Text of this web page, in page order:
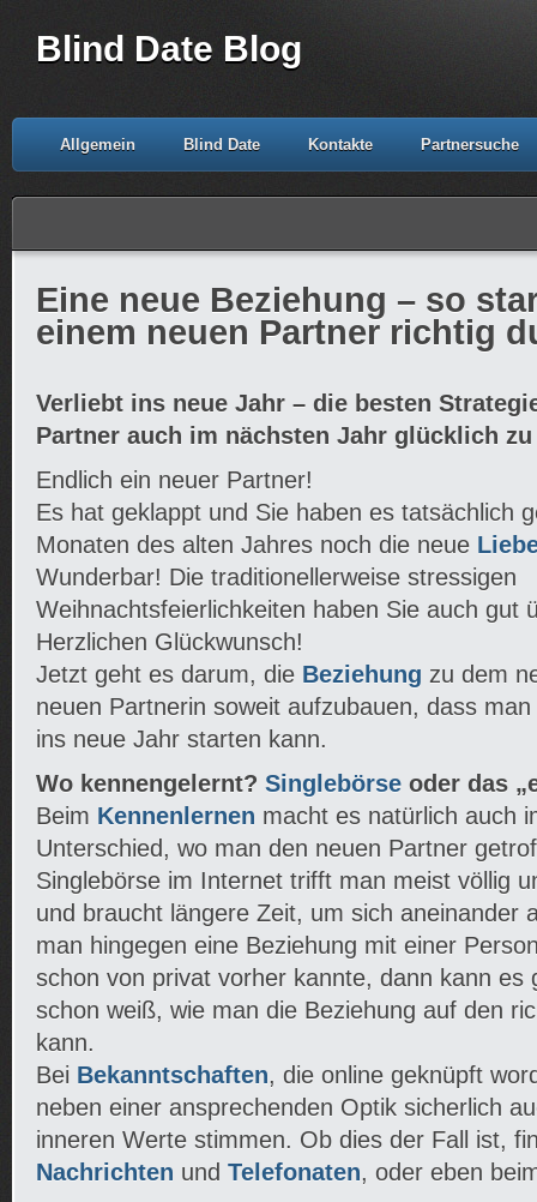
Blind Date Blog
Allgemein Blind Date Kontakte Partnersuche
Eine neue Beziehung – so
einem neuen Partner richtig
Verliebt ins neue Jahr – die besten
Partner auch im nächsten Jahr glücklich
Endlich ein neuer Partner!
Es hat geklappt und Sie haben es tatsächlich
Monaten des alten Jahres noch die neue
Wunderbar! Die traditionellerweise stressigen
Weihnachtsfeierlichkeiten haben Sie auch gut
Herzlichen Glückwunsch!
Jetzt geht es darum, die Beziehung zu dem
neuen Partnerin soweit aufzubauen, dass
ins neue Jahr starten kann.
Wo kennengelernt? Singlebörse oder das
Beim Kennenlernen macht es natürlich auch
Unterschied, wo man den neuen Partner
Singlebörse im Internet trifft man meist völlig
und braucht längere Zeit, um sich aneinander
man hingegen eine Beziehung mit einer
schon von privat vorher kannte, dann kann es
schon weiß, wie man die Beziehung auf den
kann.
Bei Bekanntschaften, die online geknüpft
neben einer ansprechenden Optik sicherlich
inneren Werte stimmen. Ob dies der Fall ist,
Nachrichten und Telefonaten, oder eben